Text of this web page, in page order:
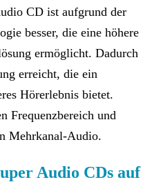
CD ist aufgrund der
besser, die eine höhere
ermöglicht. Dadurch
erreicht, die ein
Hörerlebnis bietet.
Frequenzbereich und
Mehrkanal-Audio.
Audio CDs auf